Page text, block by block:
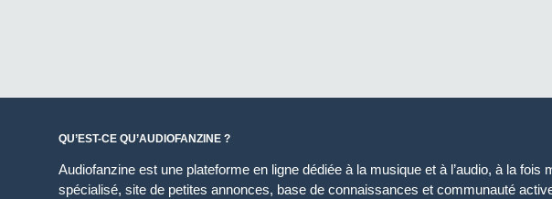
QU’EST-CE QU’AUDIOFANZINE ?
Audiofanzine est une plateforme en ligne dédiée à la musique et à l’audio, à la fois
spécialisé, site de petites annonces, base de connaissances et communauté